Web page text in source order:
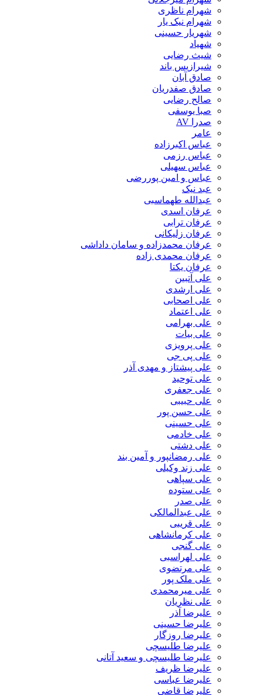
شهرام ناظری
شهرام نیک یار
شهریار حسینی
شهیاد
شیث رضایی
شیرازیس باند
صادق آبان
صادق صفدریان
صالح رضایی
صبا یوسفی
صدرا AV
عامر
عباس اکبرزاده
عباس رزمی
عباس سهیلی
عباس و امین پوررضی
عبد نیک
عبدالله طهماسبی‎
عرفان اسدی
عرفان ترابی
عرفان زلیکانی
عرفان محمدزاده و سامان داداشی
عرفان محمدی زاده
عرفان یکتا
علی آتبین
علی ارشدی
علی اصحابی
علی اعتماد
علی بهرامی
علی بیات
علی پرویزی
علی پی جی
علی پیشتاز و مهدی آذر
علی توحید
علی جعفری
علی حبیبی
علی حسن پور
علی حسینی
علی خادمی
علی دشتی
علی رمضانپور و آمین بند
علی زند وکیلی
علی سپاهی
علی ستوده
علی صدر
علی عبدالمالکی
علی قریبی
علی کرمانشاهی
علی گنجی
علی لهراسبی
علی مرتضوی
علی ملک پور
علی میرمحمدی
علی نظریان
علیرضا آذر
علیرضا حسینی
علیرضا روزگار
علیرضا طلیسچی
علیرضا طلیسچی و سعید آتانی
علیرضا ظریف
علیرضا عباسی
علیرضا قاضی